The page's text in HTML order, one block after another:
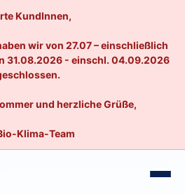
KundInnen,
wir von 27.07 – einschließlich
31.08.2026 - einschl. 04.09.2026
und herzliche Grüße,
Klima-Team